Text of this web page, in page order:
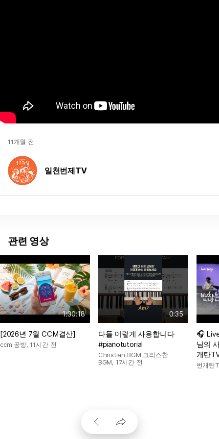
11개월 전
일천번제TV
관련 영상
1:30:18
[2026년 7월 CCM결산]
ccm 공방,11시간 전
0:35
다들 이렇게 사용합니다
#pianotutorial
Christian BGM 크리스찬
BGM, 17시간 전
🎧
님의
개탄
번개탄